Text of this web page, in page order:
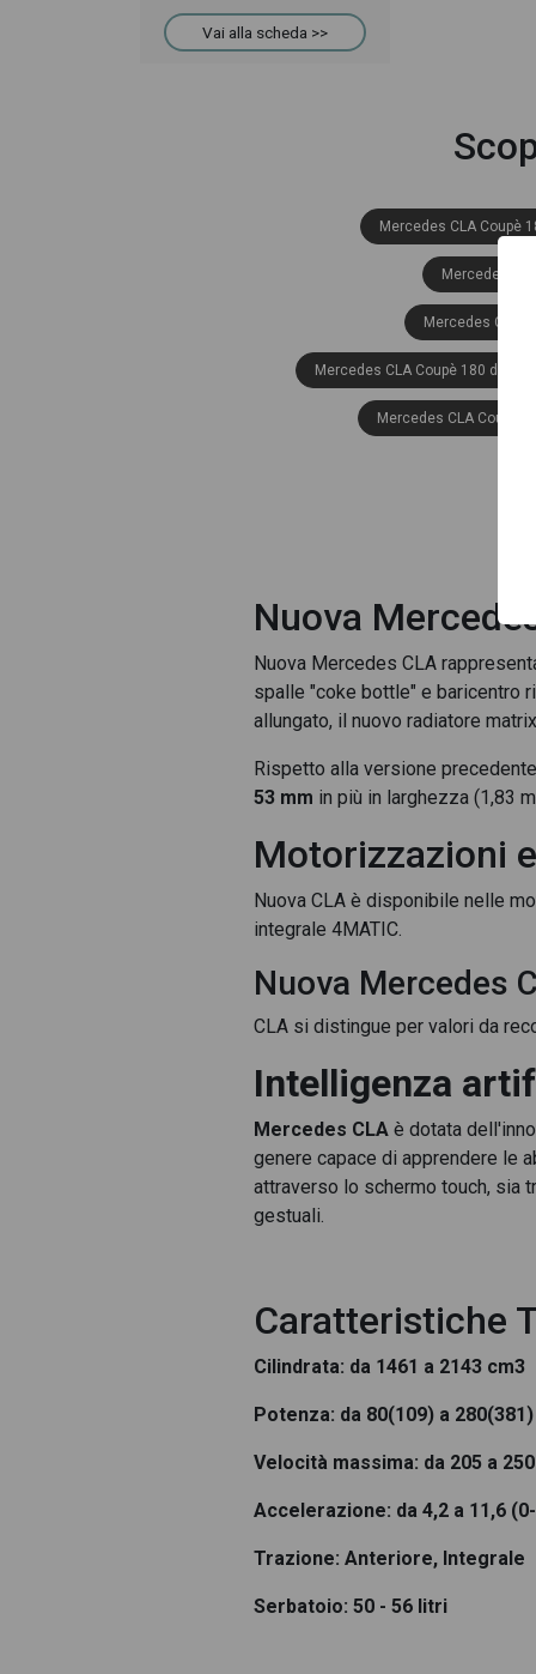
Vai alla scheda >>
Mercedes CLA Coupè
Mercedes
Mercedes CLA
Mercedes CLA Coupè 180 d
Mercedes CLA Coupè
Mercedes CLA
Mercedes CLA
Mercedes CLA
Mercedes CLA Coupè
Mercedes CLA Coupè 250 +
Mercedes CLA Coupè
Mercedes CLA
Mercedes CLA Coupè advanced
Mercedes CLA
Mercedes
Mercedes CLA Coupè d
Mercedes CLA Coupè d premium
Mercedes CLA Coupè e phev
Mercedes CLA Coupè
Mercedes
Mercedes
Nuova
Nuova Mercedes CLA
spalle "coke bottle" e baricentro
allungato, il nuovo radiatore
Rispetto alla versione
53 mm in più in larghezza (1,83
Motorizzazioni
Nuova CLA è disponibile nelle
integrale 4MATIC.
Nuova Mercedes
CLA si distingue per valori da
Intelligenza
Mercedes CLA è dotata
genere capace di apprendere le
attraverso lo schermo touch, sia
gestuali.
Caratteristiche
Cilindrata: da 1461 a 2143 cm3
Potenza: da 80(109) a 280(381)
Velocità massima: da 205 a
Accelerazione: da 4,2 a 11,6
Trazione: Anteriore, Integrale
Serbatoio: 50 - 56 litri